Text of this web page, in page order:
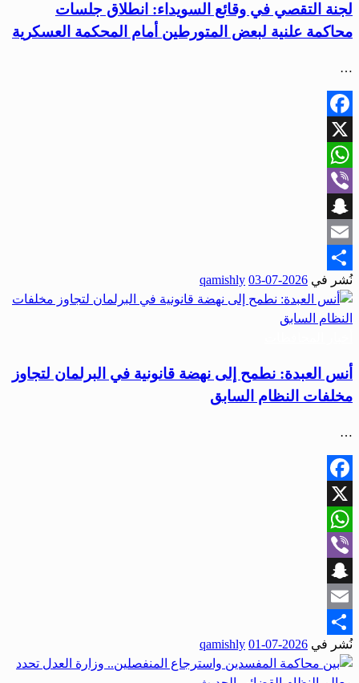
لجنة التقصي في وقائع السويداء: انطلاق جلسات
محاكمة علنية لبعض المتورطين أمام المحكمة العسكرية
…
Facebook
X
WhatsApp
Viber
Snapchat
Email
Share
نُشر في 2026-07-03
qamishly
أنس العبدة: نطمح إلى نهضة قانونية في البرلمان لتجاوز
مخلفات النظام السابق
…
Facebook
X
WhatsApp
Viber
Snapchat
Email
Share
نُشر في 2026-07-01
qamishly